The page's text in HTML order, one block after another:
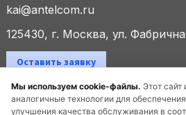
Мы используем cookie-файлы. Этот
аналогичные технологии для
улучшения качества обслуживания в
kai@antelcom.ru
125430, г. Москва, ул.
Оставить заявку